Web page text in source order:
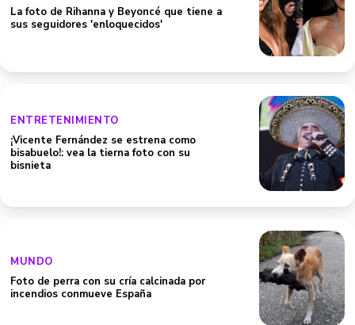
La foto de Rihanna y Beyoncé que tiene a
sus seguidores 'enloquecidos'
ENTRETENIMIENTO
¡Vicente Fernández se estrena como
bisabuelo!: vea la tierna foto con su
bisnieta
MUNDO
Foto de perra con su cría calcinada por
incendios conmueve España